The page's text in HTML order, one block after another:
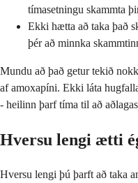
tímasetningu skammta
Ekki hætta að taka það
þér að minnka
Mundu að það getur tekið
af amoxapíni. Ekki láta
- heilinn þarf tíma til að
Hversu lengi ætti
Hversu lengi þú þarft að taka